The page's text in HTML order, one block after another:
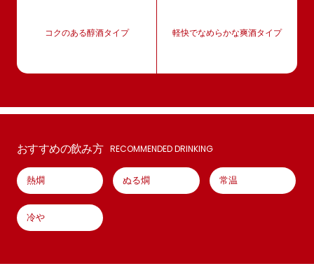
コクのある醇酒タイプ 軽快でなめらかな爽酒タイプ
おすすめの飲み方 RECOMMENDED DRINKING
熱燗 ぬる燗 常温
冷や